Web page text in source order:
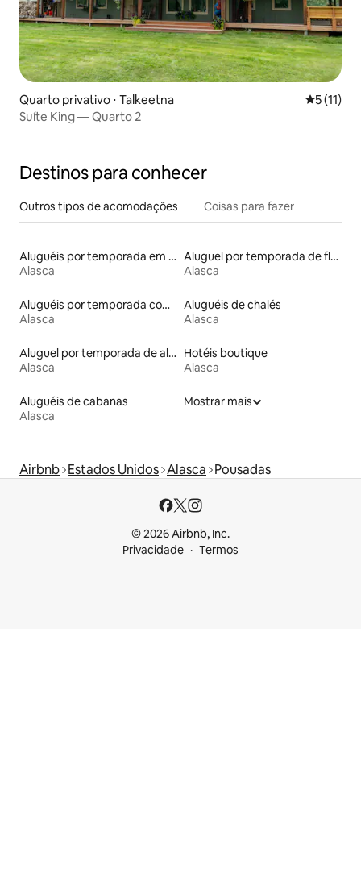
Quarto privativo ⋅ Talkeetna 5 de uma
5 (11)
Suíte King — Quarto 2
Destinos para conhecer
Outros tipos de acomodações Coisas para fazer
Aluguéis por temporada em hotéis-fazenda
Alasca
Aluguel por temporada de flats
Alasca
Aluguéis por temporada com banheira de hidromassagem
Alasca
Aluguéis de chalés
Alasca
Aluguel por temporada de alojamentos ecológicos
Alasca
Hotéis boutique
Alasca
Aluguéis de cabanas
Alasca
Mostrar mais
Airbnb Estados Unidos Alasca Pousadas
© 2026 Airbnb, Inc.
Privacidade
Termos